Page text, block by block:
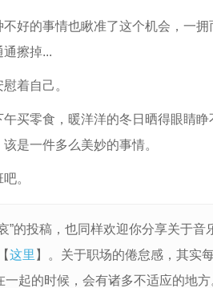
好的事情也瞅准了这个机会，一
擦掉...
着自己。
买零食，暖洋洋的冬日晒得眼睛
是一件多么美妙的事情。
。
”的投稿，也同样欢迎你分享关于音
这里 】。关于职场的倦怠感，其实
一起的时候，会有诸多不适应的地